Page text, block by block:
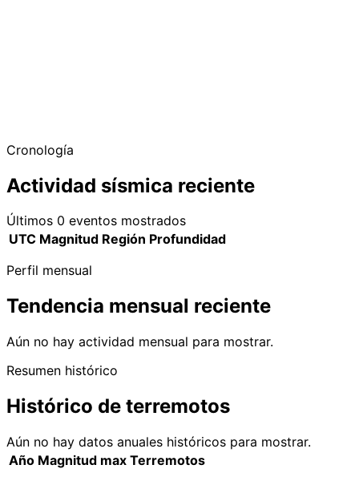
Cronología
Actividad sísmica reciente
Últimos 0 eventos mostrados
UTC Magnitud Región Profundidad
Perfil mensual
Tendencia mensual reciente
Aún no hay actividad mensual para mostrar.
Resumen histórico
Histórico de terremotos
Aún no hay datos anuales históricos para mostrar.
Año Magnitud max Terremotos